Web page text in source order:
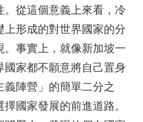
從這個意義上來看，冷
形成的對世界國家的分
事實上，就像新加坡一
家都不願意將自己置身
陣營」的簡單二分之
國家發展的前進道路。